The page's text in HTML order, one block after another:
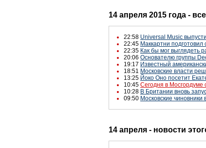
14 апреля 2015 года -
22:58 Universal Music
22:45 Маккартни
22:35 Как бы мог выглядеть
20:06 Основателю группы
19:17 Известный
18:51 Московские власти
13:25 Йоко Оно посетит
10:45 Сегодня в Мосгордуме
10:28 В Британии вновь
09:50 Московские
14 апреля - новости